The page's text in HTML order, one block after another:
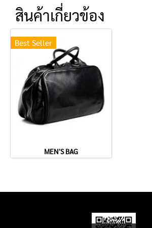
สินค้าเกี่ยวข้อง
Best Seller
MEN'S BAG